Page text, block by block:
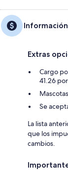
Extras
Cargo
41.26
Se
La lista
que los
cambios.